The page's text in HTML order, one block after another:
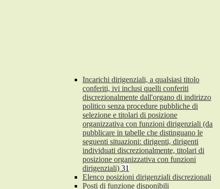
Incarichi dirigenziali, a qualsiasi titolo
conferiti, ivi inclusi quelli conferiti
discrezionalmente dall'organo di indirizzo
politico senza procedure pubbliche di
selezione e titolari di posizione
organizzativa con funzioni dirigenziali (da
pubblicare in tabelle che distinguano le
seguenti situazioni: dirigenti, dirigenti
individuati discrezionalmente, titolari di
posizione organizzativa con funzioni
dirigenziali) 31
Elenco posizioni dirigenziali discrezionali
Posti di funzione disponibili